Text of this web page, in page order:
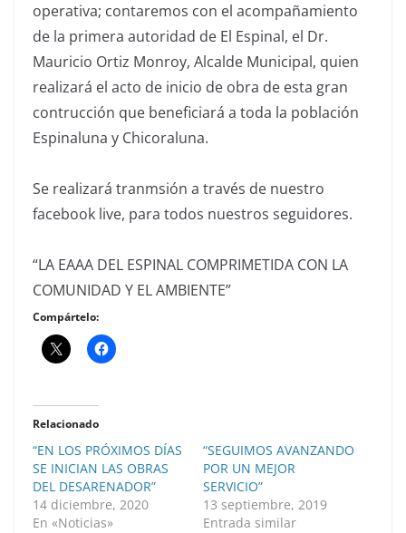
operativa; contaremos con el acompañamiento
de la primera autoridad de El Espinal, el Dr.
Mauricio Ortiz Monroy, Alcalde Municipal, quien
realizará el acto de inicio de obra de esta gran
contrucción que beneficiará a toda la población
Espinaluna y Chicoraluna.
Se realizará tranmsión a través de nuestro
facebook live, para todos nuestros seguidores.
“LA EAAA DEL ESPINAL COMPRIMETIDA CON LA
COMUNIDAD Y EL AMBIENTE”
Compártelo:
Relacionado
“EN LOS PRÓXIMOS DÍAS
SE INICIAN LAS OBRAS
DEL DESARENADOR”
14 diciembre, 2020
En «Noticias»
“SEGUIMOS AVANZANDO
POR UN MEJOR
SERVICIO”
13 septiembre, 2019
Entrada similar